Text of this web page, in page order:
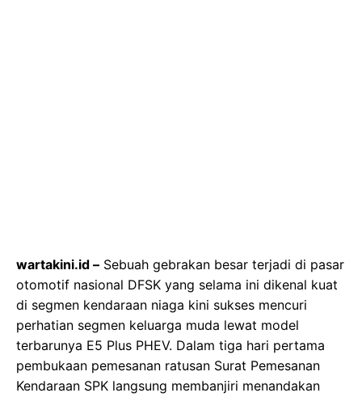
wartakini.id – Sebuah gebrakan besar terjadi di pasar
otomotif nasional DFSK yang selama ini dikenal kuat
di segmen kendaraan niaga kini sukses mencuri
perhatian segmen keluarga muda lewat model
terbarunya E5 Plus PHEV. Dalam tiga hari pertama
pembukaan pemesanan ratusan Surat Pemesanan
Kendaraan SPK langsung membanjiri menandakan